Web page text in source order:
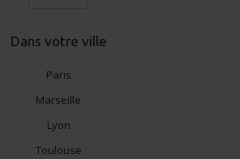
Dans votre ville
Paris
Marseille
Lyon
Toulouse